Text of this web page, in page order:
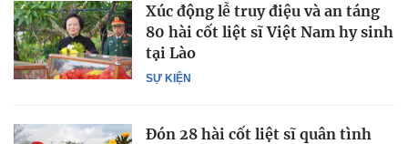
SỰ KIỆN
Xúc động lễ truy điệu và an táng
80 hài cốt liệt sĩ Việt Nam hy sinh
tại Lào
Đón 28 hài cốt liệt sĩ quân tình